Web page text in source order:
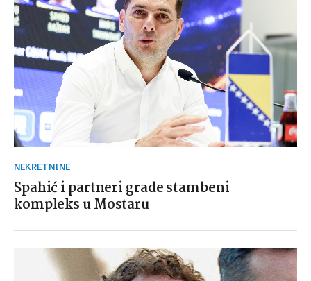
NEKRETNINE
Spahić i partneri grade stambeni
kompleks u Mostaru